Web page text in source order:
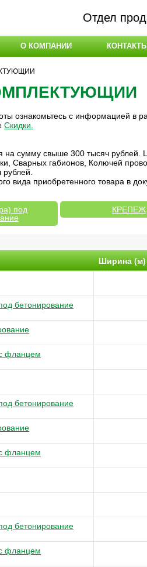
Отдел
О КОМПАНИИ КОНТАКТЫ
ознакомьтесь с информацией в
Скидки
на сумму свыше 300 тысяч
Сварных габионов, Колючей
вида приобретенного товара в
под
КРЕПЕЖ
Ширина (м)
бетонирование
фланцем
бетонирование
фланцем
бетонирование
фланцем